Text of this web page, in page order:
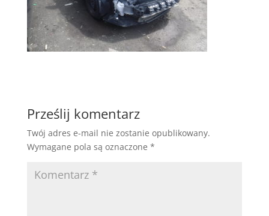
Prześlij komentarz
Twój adres e-mail nie zostanie opublikowany.
Wymagane pola są oznaczone *